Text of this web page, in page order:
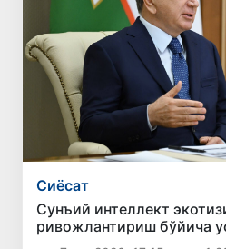
Сиёсат
Сунъий интеллект
ривожлантириш бўйича
белгиланди